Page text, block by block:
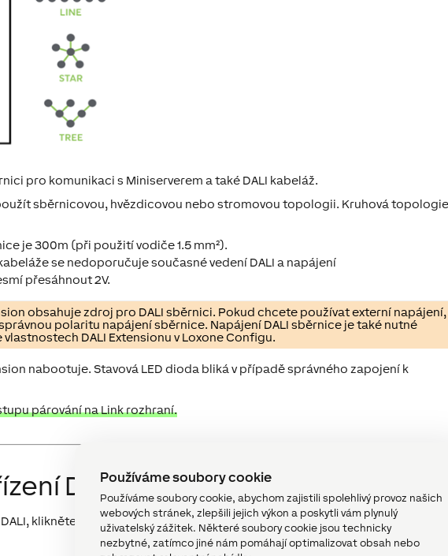
Používáme soubory cookie
Používáme soubory cookie, abychom zajistili spolehlivý provoz našich
webových stránek, zlepšili jejich výkon a poskytli vám plynulý
uživatelský zážitek. Některé soubory cookie jsou technicky
nezbytné, zatímco jiné nám pomáhají optimalizovat obsah nebo
pro komunikaci s Miniserverem a také DALI kabeláž.
sběrnicovou, hvězdicovou nebo stromovou topologii. Kruhová
je 300m (při použití vodiče 1.5 mm²).
se nedoporučuje současné vedení DALI a napájení
přesáhnout 2V.
obsahuje zdroj pro DALI sběrnici. Pokud chcete používat externí napájení,
polaritu napájení sběrnice. Napájení DALI sběrnice je také nutné
vlastnostech DALI Extensionu v Loxone Configu.
nabootuje. Stavová LED dioda bliká v případě správného zapojení k
párování na Link rozhraní.
DALI↑
klikněte nejprve na DALI Extension v Loxone Config a poté aktivujte